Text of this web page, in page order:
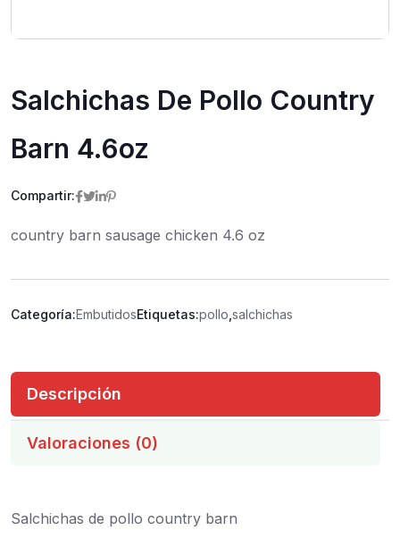
Salchichas De Pollo Country
Barn 4.6oz
Compartir:
country barn sausage chicken 4.6 oz
Categoría:EmbutidosEtiquetas:pollo salchichas
Descripción
Valoraciones (0)
Salchichas de pollo country barn